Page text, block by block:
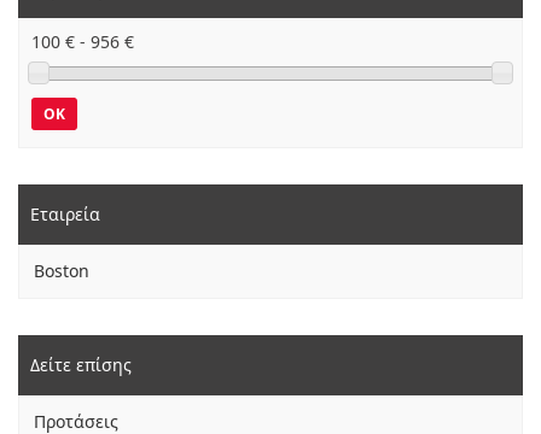
100 € - 956 €
OK
Εταιρεία
Boston
Δείτε επίσης
Προτάσεις